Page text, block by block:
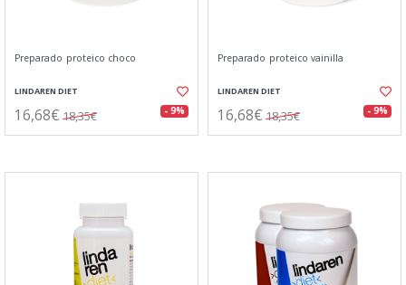
Preparado proteico choco
LINDAREN DIET
16,68€ 18,35€ - 9%
Preparado proteico vainilla
LINDAREN DIET
16,68€ 18,35€ - 9%